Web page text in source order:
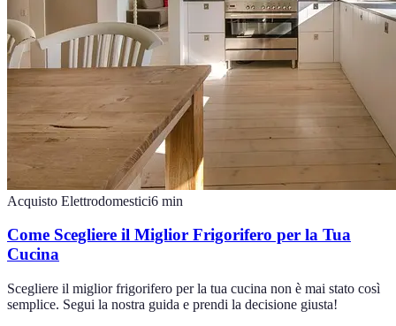
Acquisto Elettrodomestici6 min
Come Scegliere il Miglior Frigorifero per la Tua
Cucina
Scegliere il miglior frigorifero per la tua cucina non è mai stato così
semplice. Segui la nostra guida e prendi la decisione giusta!